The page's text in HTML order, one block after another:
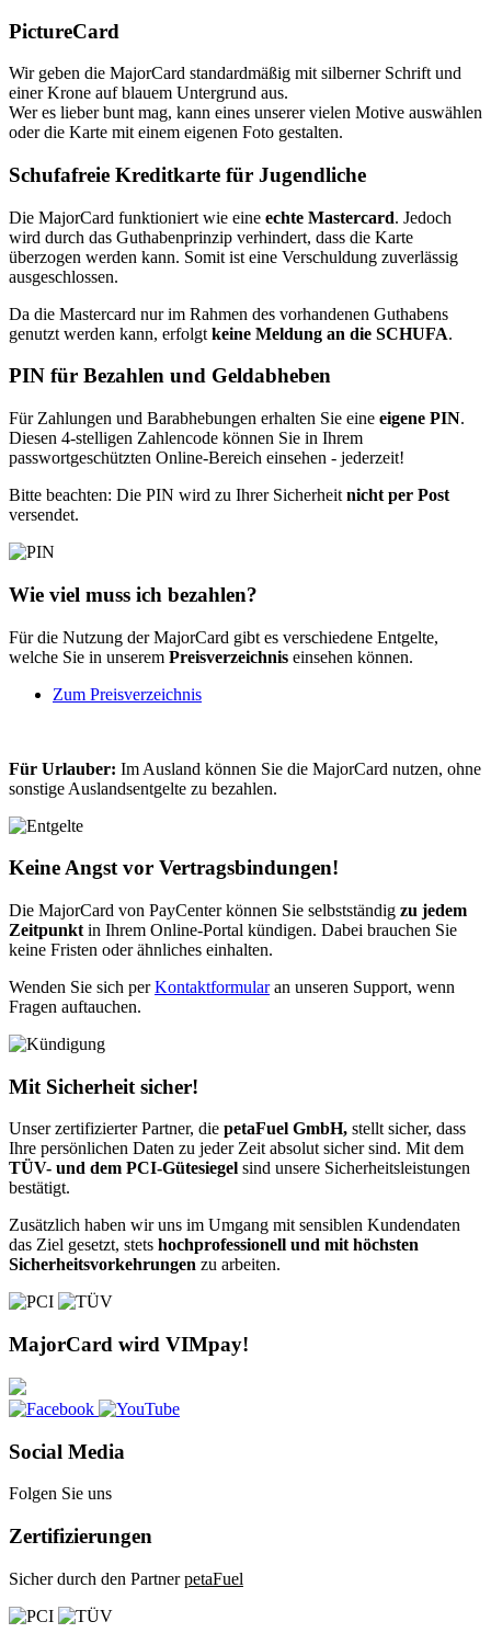
PictureCard
Wir geben die MajorCard standardmäßig mit silberner Schrift und
einer Krone auf blauem Untergrund aus.
Wer es lieber bunt mag, kann eines unserer vielen Motive auswählen
oder die Karte mit einem eigenen Foto gestalten.
Schufafreie Kreditkarte für Jugendliche
Die MajorCard funktioniert wie eine echte Mastercard. Jedoch
wird durch das Guthabenprinzip verhindert, dass die Karte
überzogen werden kann. Somit ist eine Verschuldung zuverlässig
ausgeschlossen.
Da die Mastercard nur im Rahmen des vorhandenen Guthabens
genutzt werden kann, erfolgt keine Meldung an die SCHUFA.
PIN für Bezahlen und Geldabheben
Für Zahlungen und Barabhebungen erhalten Sie eine eigene PIN.
Diesen 4-stelligen Zahlencode können Sie in Ihrem
passwortgeschützten Online-Bereich einsehen - jederzeit!
Bitte beachten: Die PIN wird zu Ihrer Sicherheit nicht per Post
versendet.
Wie viel muss ich bezahlen?
Für die Nutzung der MajorCard gibt es verschiedene Entgelte,
welche Sie in unserem Preisverzeichnis einsehen können.
Zum Preisverzeichnis
Für Urlauber: Im Ausland können Sie die MajorCard nutzen, ohne
sonstige Auslandsentgelte zu bezahlen.
Keine Angst vor Vertragsbindungen!
Die MajorCard von PayCenter können Sie selbstständig zu jedem
Zeitpunkt in Ihrem Online-Portal kündigen. Dabei brauchen Sie
keine Fristen oder ähnliches einhalten.
Wenden Sie sich perKontaktformularan unseren Support, wenn
Fragen auftauchen.
Mit Sicherheit sicher!
Unser zertifizierter Partner, die petaFuel GmbH, stellt sicher, dass
Ihre persönlichen Daten zu jeder Zeit absolut sicher sind. Mit dem
TÜV- und dem PCI-Gütesiegel sind unsere Sicherheitsleistungen
bestätigt.
Zusätzlich haben wir uns im Umgang mit sensiblen Kundendaten
das Ziel gesetzt, stets hochprofessionell und mit höchsten
Sicherheitsvorkehrungen zu arbeiten.
MajorCard wird VIMpay!
Social Media
Folgen Sie uns
Zertifizierungen
Sicher durch den PartnerpetaFuel